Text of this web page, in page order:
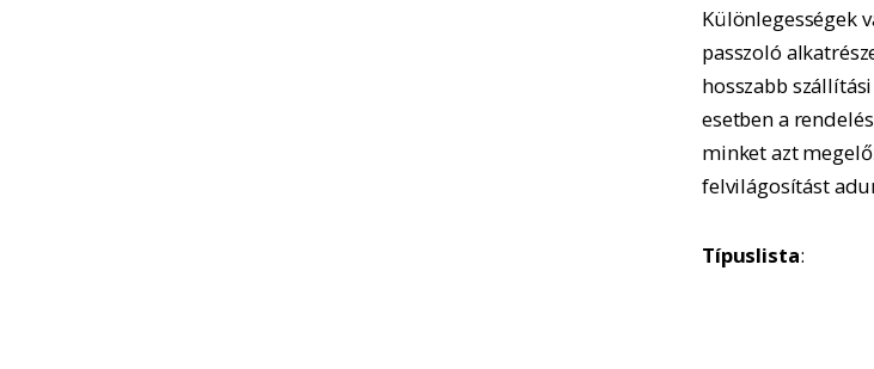
Különlegességek
passzoló
hosszabb
esetben a
minket azt
felvilágosítást
Típuslista: